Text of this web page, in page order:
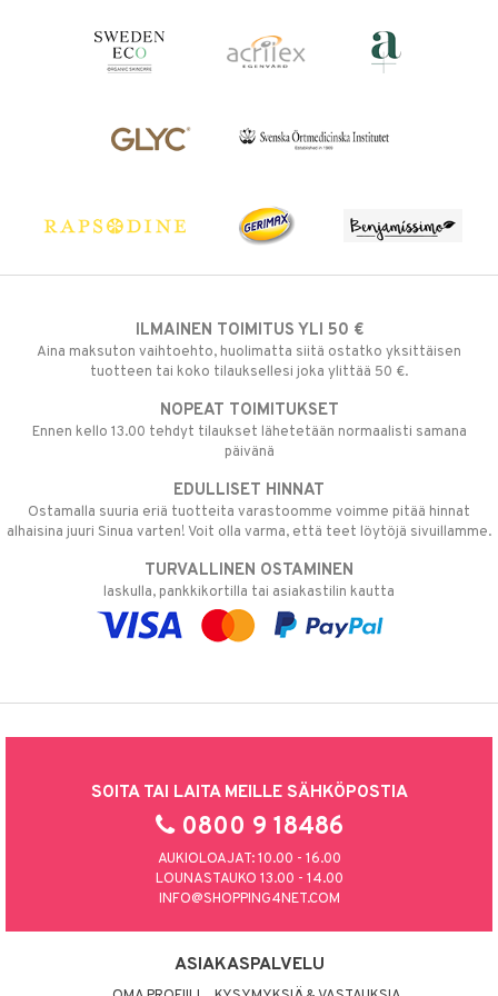
ILMAINEN TOIMITUS YLI 50 €
Aina maksuton vaihtoehto, huolimatta siitä ostatko yksittäisen
tuotteen tai koko tilauksellesi joka ylittää 50 €.
NOPEAT TOIMITUKSET
Ennen kello 13.00 tehdyt tilaukset lähetetään normaalisti samana
päivänä
EDULLISET HINNAT
Ostamalla suuria eriä tuotteita varastoomme voimme pitää hinnat
alhaisina juuri Sinua varten! Voit olla varma, että teet löytöjä sivuillamme.
TURVALLINEN OSTAMINEN
laskulla, pankkikortilla tai asiakastilin kautta
SOITA TAI LAITA MEILLE SÄHKÖPOSTIA
0800 9 18486
AUKIOLOAJAT: 10.00 - 16.00
LOUNASTAUKO 13.00 - 14.00
INFO@SHOPPING4NET.COM
ASIAKASPALVELU